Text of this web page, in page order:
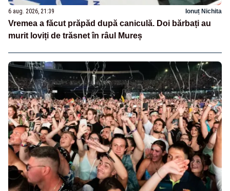
6 aug. 2026, 21:39 Ionuț Nichita
Vremea a făcut prăpăd după caniculă. Doi bărbați au
murit loviți de trăsnet în râul Mureș